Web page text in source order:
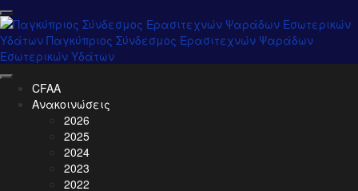
CFAA
Ανακοινώσεις
2026
2025
2024
2023
2022